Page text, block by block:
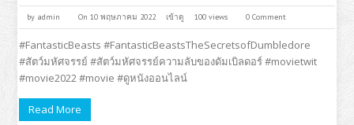
by admin On 10 พฤษภาคม 2022 เข้าดู 100 views 0 Comment
#FantasticBeasts #FantasticBeastsTheSecretsofDumbledore
#สัตว์มหัศจรรย์ #สัตว์มหัศจรรย์ความลับของดัมเบิลดอร์ #movietwit
#movie2022 #movie #ดูหนังออนไลน์
Read More